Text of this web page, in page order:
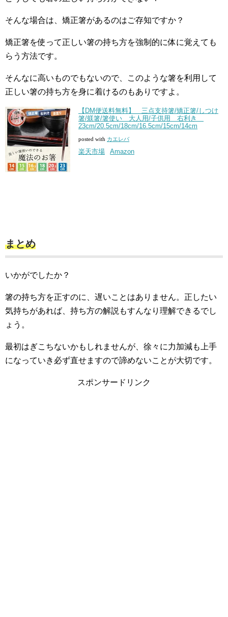
そんな場合は、矯正箸があるのはご存知ですか？
矯正箸を使って正しい箸の持ち方を強制的に体に覚えても
らう方法です。
そんなに高いものでもないので、このような箸を利用して
正しい箸の持ち方を身に着けるのもありですよ。
【DM便送料無料】 三点支持箸/矯正箸/しつけ
箸/躾箸/箸使い 大人用/子供用 右利き
23cm/20.5cm/18cm/16.5cm/15cm/14cm
posted with カエレバ
楽天市場 Amazon
まとめ
いかがでしたか？
箸の持ち方を正すのに、遅いことはありません。正したい
気持ちがあれば、持ち方の解説もすんなり理解できるでし
ょう。
最初はぎこちないかもしれませんが、徐々に力加減も上手
になっていき必ず直せますので諦めないことが大切です。
スポンサードリンク